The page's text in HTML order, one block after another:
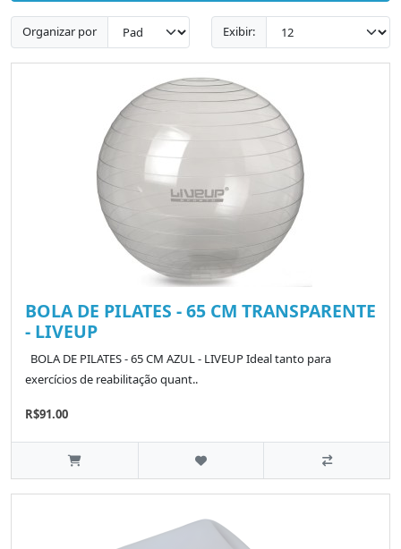
Organizar por Exibir:
BOLA DE PILATES - 65 CM TRANSPARENTE
- LIVEUP
BOLA DE PILATES - 65 CM AZUL - LIVEUP Ideal tanto para
exercícios de reabilitação quant..
R$91.00